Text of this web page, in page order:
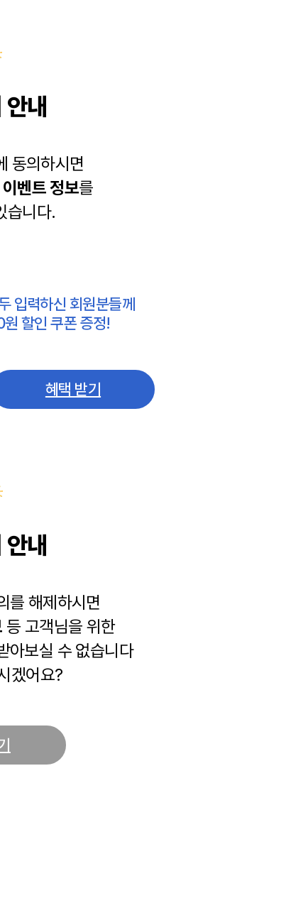
내
동의하시면
이벤트 정보를
습니다.
입력하신 회원분들께
할인 쿠폰 증정!
혜택 받기
내
를 해제하시면
등 고객님을 위한
아보실 수 없습니다
겠어요?